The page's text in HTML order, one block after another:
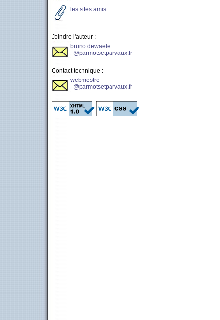
les sites amis
Joindre l'auteur :
bruno.dewaele
@parmotsetparvaux.fr
Contact technique :
webmestre
@parmotsetparvaux.fr